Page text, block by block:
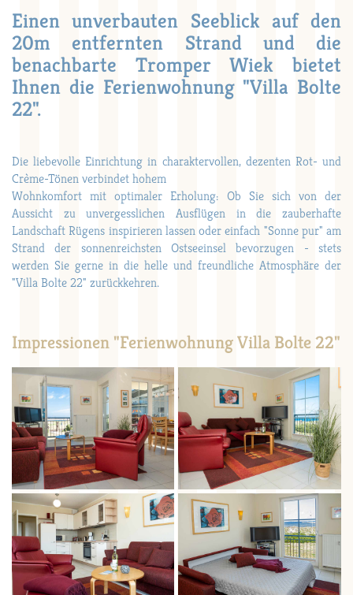
Einen unverbauten Seeblick auf den
20m entfernten Strand und die
benachbarte Tromper Wiek bietet
Ihnen die Ferienwohnung "Villa Bolte
22".
Die liebevolle Einrichtung in charaktervollen, dezenten Rot- und
Crème-Tönen verbindet hohem
Wohnkomfort mit optimaler Erholung: Ob Sie sich von der
Aussicht zu unvergesslichen Ausflügen in die zauberhafte
Landschaft Rügens inspirieren lassen oder einfach "Sonne pur" am
Strand der sonnenreichsten Ostseeinsel bevorzugen - stets
werden Sie gerne in die helle und freundliche Atmosphäre der
"Villa Bolte 22" zurückkehren.
Impressionen "Ferienwohnung Villa Bolte 22"